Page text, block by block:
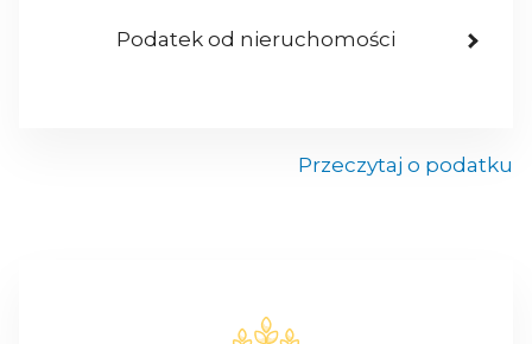
Podatek od nieruchomości
Przeczytaj o podatku